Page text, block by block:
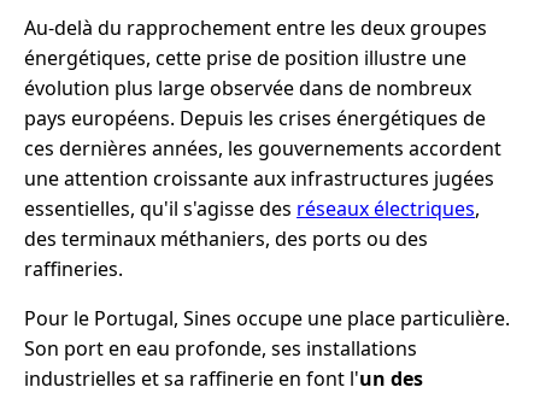
Au-delà du rapprochement entre les deux groupes
énergétiques, cette prise de position illustre une
évolution plus large observée dans de nombreux
pays européens. Depuis les crises énergétiques de
ces dernières années, les gouvernements accordent
une attention croissante aux infrastructures jugées
essentielles, qu'il s'agisse des réseaux électriques,
des terminaux méthaniers, des ports ou des
raffineries.
Pour le Portugal, Sines occupe une place particulière.
Son port en eau profonde, ses installations
industrielles et sa raffinerie en font l'un des